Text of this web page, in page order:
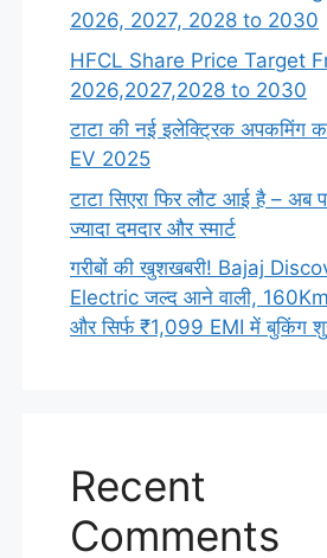
2026, 2027, 2028 to 2030
HFCL Share Price Target
2026,2027,2028 to 2030
टाटा की नई इलेक्ट्रिक अपकमिंग
EV 2025
टाटा सिएरा फिर लौट आई है – अब
ज्यादा दमदार और स्मार्ट
गरीबों की खुशखबरी! Bajaj
Electric जल्द आने वाली,
और सिर्फ ₹1,099 EMI में बुकिंग
Recent
Comments